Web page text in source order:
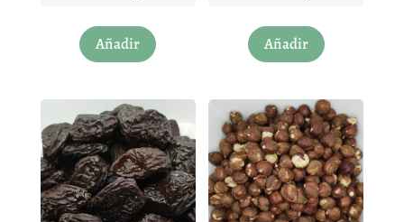
Añadir
producto
variantes.
Las
opciones
se
pueden
Añadir
producto
variantes.
Las
opciones
se
pueden